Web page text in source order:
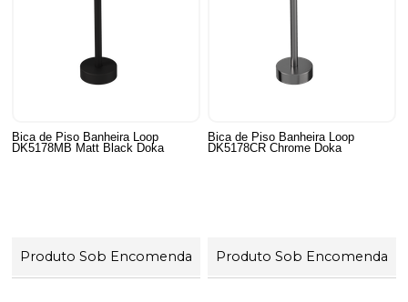
Bica de Piso Banheira Loop
DK5178MB Matt Black Doka
Produto Sob Encomenda
Bica de Piso Banheira Loop
DK5178CR Chrome Doka
Produto Sob Encomenda